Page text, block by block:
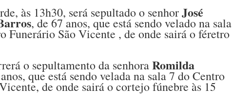
às 13h30, será sepultado o senhorJosé
, de 67 anos, que está sendo velado na sala
Funerário São Vicente , de onde sairá o féretro
o sepultamento da senhoraRomilda
que está sendo velada na sala 7 do Centro
de onde sairá o cortejo fúnebre às 15